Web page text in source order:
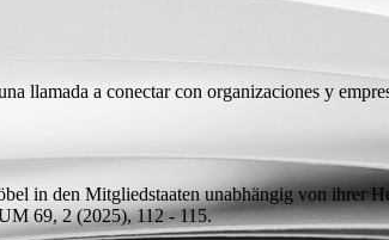
llamada a conectar con organizaciones y
in den Mitgliedstaaten unabhängig von
69, 2 (2025), 112 - 115.